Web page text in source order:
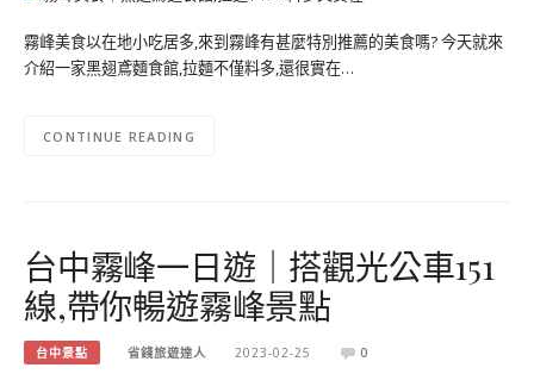
霧峰美食以在地小吃居多,來到霧峰有甚麼特別推薦的美食嗎? 今天就來
介紹一家黑翅鳶麵食館,拉麵不僅料多,還很實在…
CONTINUE READING
台中霧峰一日遊｜搭觀光公車151
線,帶你暢遊霧峰景點
台中景點 省錢旅遊達人 2023-02-25 0